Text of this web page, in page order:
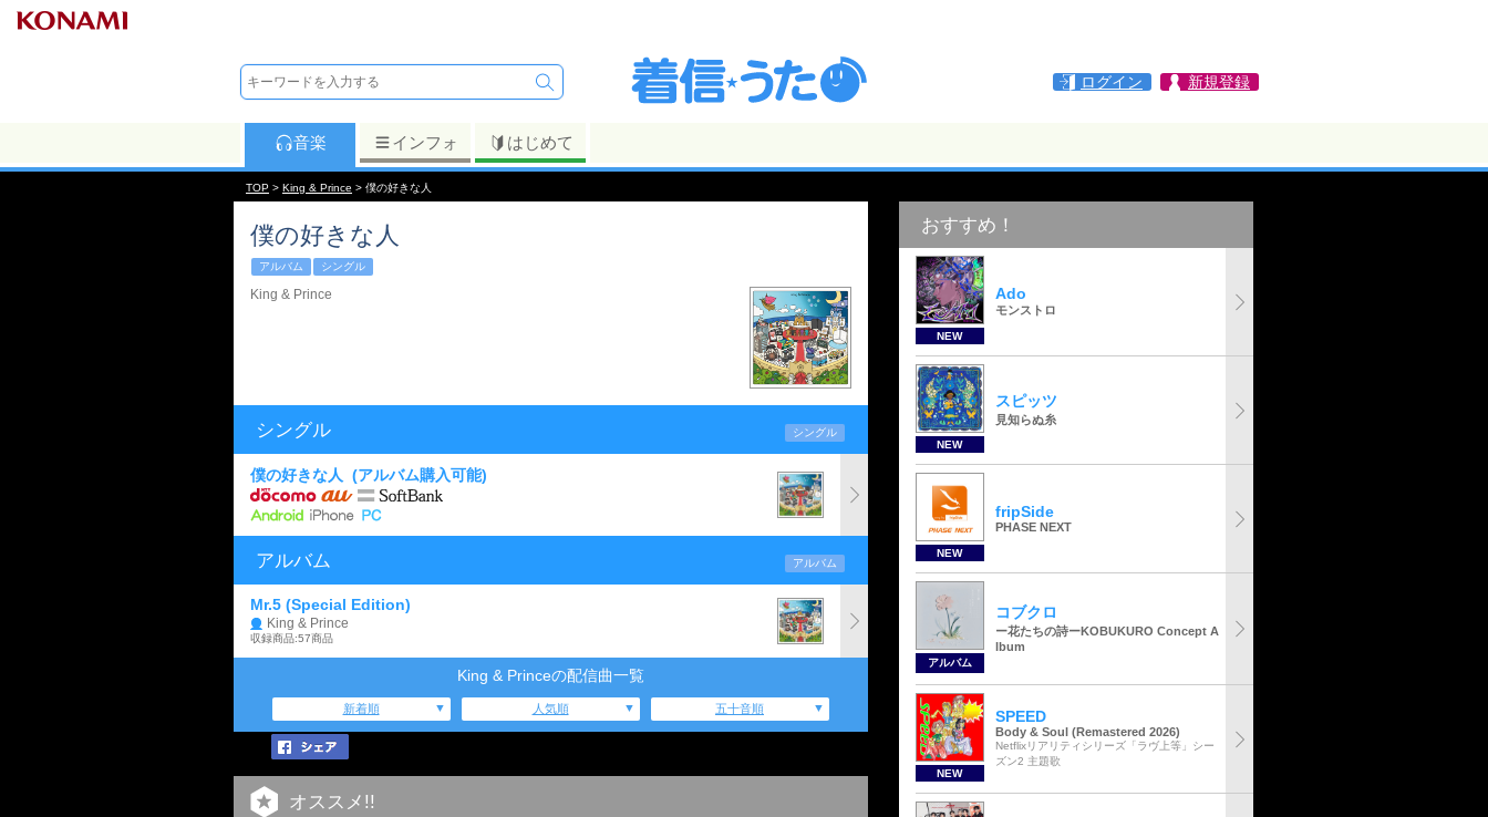
ログイン 新規登録
音楽 インフォ はじめて
TOP > King & Prince > 僕の好きな人
僕の好きな人
アルバム シングル
King & Prince
シングル シングル
僕の好きな人 (アルバム購入可能)
アルバム アルバム
Mr.5 (Special Edition)
King & Prince
収録商品:57商品
King & Princeの配信曲一覧
新着順 人気順 五十音順
オススメ!!
おすすめ！
NEW
Ado
モンストロ
NEW
スピッツ
見知らぬ糸
NEW
fripSide
PHASE NEXT
アルバム
コブクロ
ー花たちの詩ーKOBUKURO Concept A
lbum
NEW
SPEED
Body & Soul (Remastered 2026)
Netflixリアリティシリーズ「ラヴ上等」シー
ズン2 主題歌